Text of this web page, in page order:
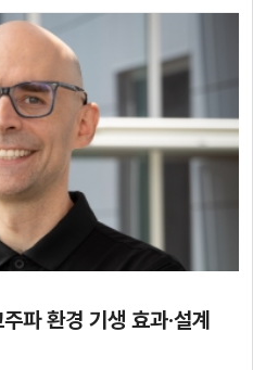
파 환경 기생 효과·설계